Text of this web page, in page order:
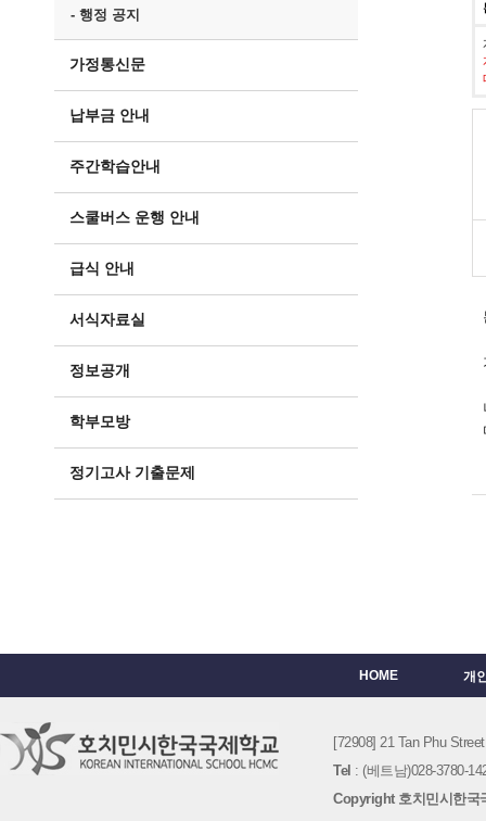
- 행정 공지
가정통신문
납부금 안내
주간학습안내
스쿨버스 운행 안내
급식 안내
서식자료실
정보공개
학부모방
정기고사 기출문제
HOME 개
[72908] 21 Tan Phu
Tel : (베트남)028-3780-
Copyright 호치민시한국